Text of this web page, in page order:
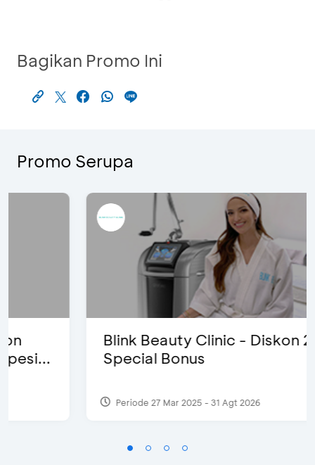
Bagikan Promo Ini
Promo Serupa
Blink Beauty Clinic - Diskon 25% &
Special Bonus
Periode 27 Mar 2025 - 31 Agt 2026